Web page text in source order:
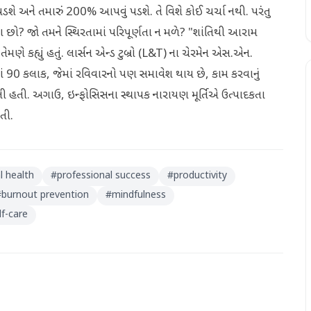
અને તમારું 200% આપવું પડશે. તે વિશે કોઈ ચર્ચા નથી. પરંતુ
જો તમને સ્થિરતામાં પરિપૂર્ણતા ન મળે? "શાંતિથી આરામ
કહ્યું હતું. લાર્સન એન્ડ ટુબ્રો (L&T) ના ચેરમેન એસ.એન.
90 કલાક, જેમાં રવિવારનો પણ સમાવેશ થાય છે, કામ કરવાનું
હતી. અગાઉ, ઇન્ફોસિસના સ્થાપક નારાયણ મૂર્તિએ ઉત્પાદકતા
health #professional success #productivity
burnout prevention #mindfulness
care